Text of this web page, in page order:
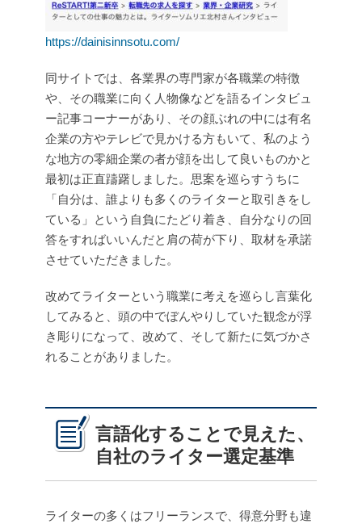
https://dainisinnsotu.com/
同サイトでは、各業界の専門家が各職業の特徴
や、その職業に向く人物像などを語るインタビュ
ー記事コーナーがあり、その顔ぶれの中には有名
企業の方やテレビで見かける方もいて、私のよう
な地方の零細企業の者が顔を出して良いものかと
最初は正直躊躇しました。思案を巡らすうちに
「自分は、誰よりも多くのライターと取引きをし
ている」という自負にたどり着き、自分なりの回
答をすればいいんだと肩の荷が下り、取材を承諾
させていただきました。
改めてライターという職業に考えを巡らし言葉化
してみると、頭の中でぼんやりしていた観念が浮
き彫りになって、改めて、そして新たに気づかさ
れることがありました。
言語化することで見えた、
自社のライター選定基準
ライターの多くはフリーランスで、得意分野も違